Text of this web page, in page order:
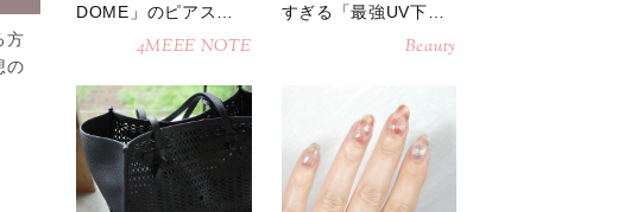
方
の
DOME」のピアスが
4MEEE NOTE
すぎる「最強UV下
Beauty